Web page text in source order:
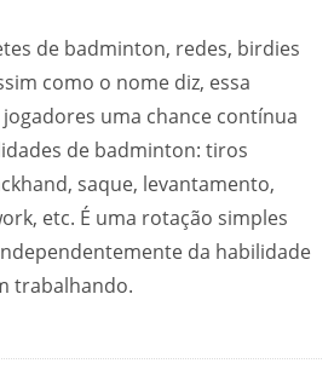
de badminton, redes, birdies
como o nome diz, essa
uma chance contínua
de badminton: tiros
saque, levantamento,
etc. É uma rotação simples
da habilidade
trabalhando.